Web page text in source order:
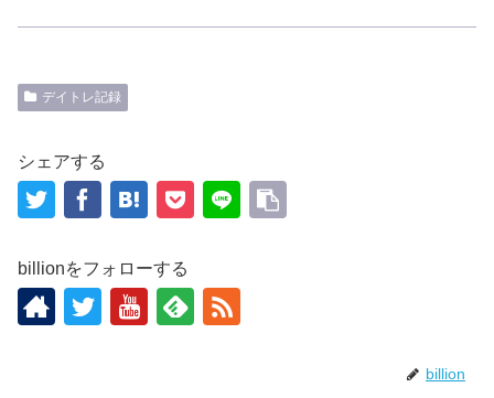
デイトレ記録
シェアする
billionをフォローする
billion